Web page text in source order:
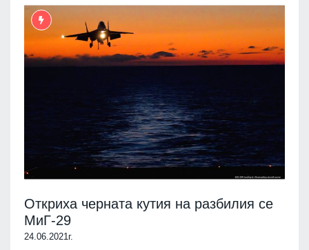
Откриха черната кутия на разбилия се
МиГ-29
24.06.2021г.